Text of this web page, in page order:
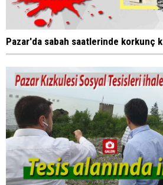
Pazar'da sabah saatlerinde korkunç